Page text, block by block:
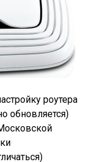
роутера
обновляется)